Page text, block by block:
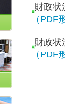
財政状
（PDF
財政状
（PDF